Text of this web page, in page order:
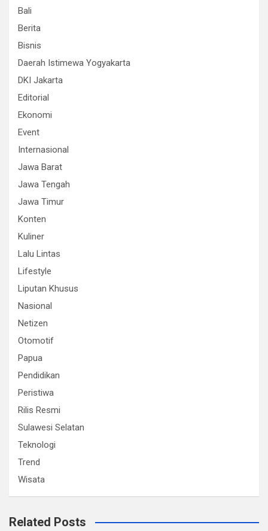
Bali
Berita
Bisnis
Daerah Istimewa Yogyakarta
DKI Jakarta
Editorial
Ekonomi
Event
Internasional
Jawa Barat
Jawa Tengah
Jawa Timur
Konten
Kuliner
Lalu Lintas
Lifestyle
Liputan Khusus
Nasional
Netizen
Otomotif
Papua
Pendidikan
Peristiwa
Rilis Resmi
Sulawesi Selatan
Teknologi
Trend
Wisata
Related Posts